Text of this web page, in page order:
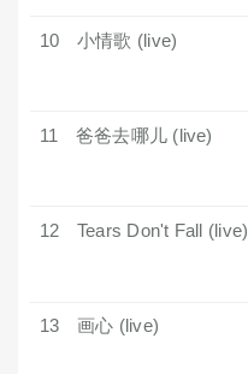
10 小情歌 (live)
11 爸爸去哪儿 (live)
12 Tears Don't Fall (live)
13 画心 (live)